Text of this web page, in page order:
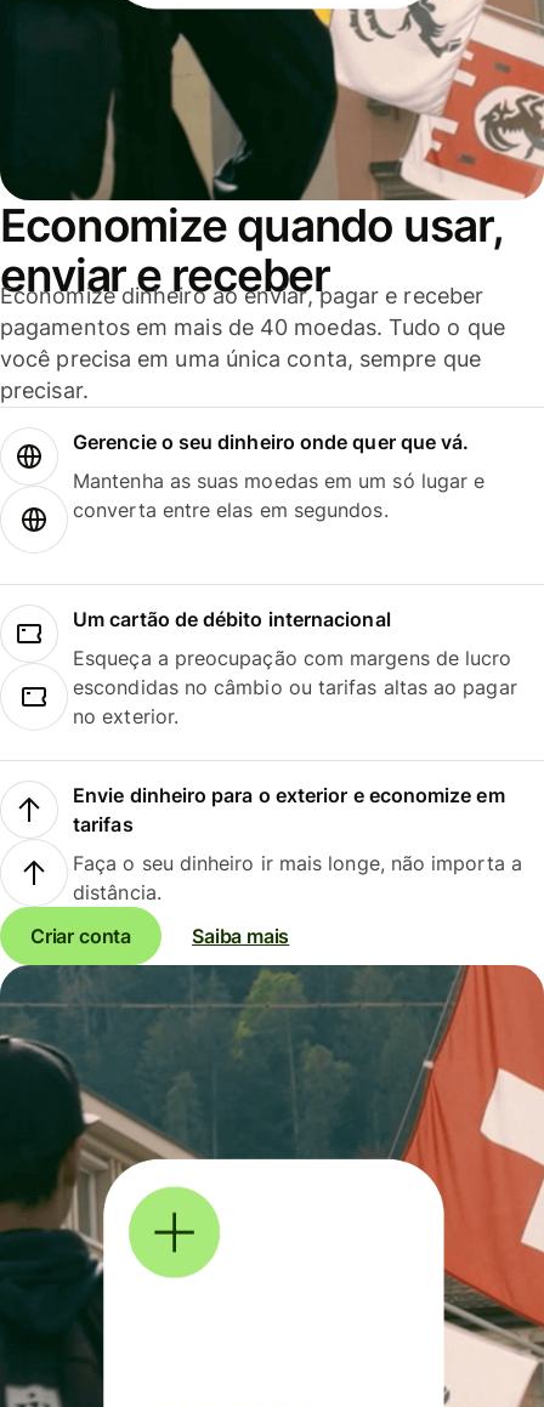
Economize quando usar,
enviar e receber
Economize dinheiro ao enviar, pagar e receber
pagamentos em mais de 40 moedas. Tudo o que
você precisa em uma única conta, sempre que
precisar.
Gerencie o seu dinheiro onde quer que vá.
Mantenha as suas moedas em um só lugar e
converta entre elas em segundos.
Um cartão de débito internacional
Esqueça a preocupação com margens de lucro
escondidas no câmbio ou tarifas altas ao pagar
no exterior.
Envie dinheiro para o exterior e economize em
tarifas
Faça o seu dinheiro ir mais longe, não importa a
distância.
Criar conta
Saiba mais